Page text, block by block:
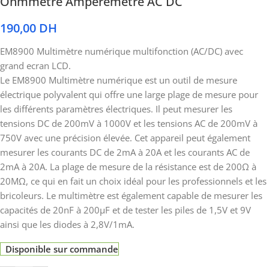
190,00 DH
EM8900 Multimètre numérique multifonction (AC/DC) avec
grand ecran LCD.
Le EM8900 Multimètre numérique est un outil de mesure
électrique polyvalent qui offre une large plage de mesure pour
les différents paramètres électriques. Il peut mesurer les
tensions DC de 200mV à 1000V et les tensions AC de 200mV à
750V avec une précision élevée. Cet appareil peut également
mesurer les courants DC de 2mA à 20A et les courants AC de
2mA à 20A. La plage de mesure de la résistance est de 200Ω à
20MΩ, ce qui en fait un choix idéal pour les professionnels et les
bricoleurs. Le multimètre est également capable de mesurer les
capacités de 20nF à 200μF et de tester les piles de 1,5V et 9V
ainsi que les diodes à 2,8V/1mA.
Disponible sur commande